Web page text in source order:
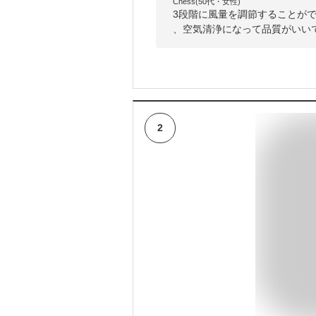
3段階に風量を調節することが
、空気清浄になって品質がいい
2